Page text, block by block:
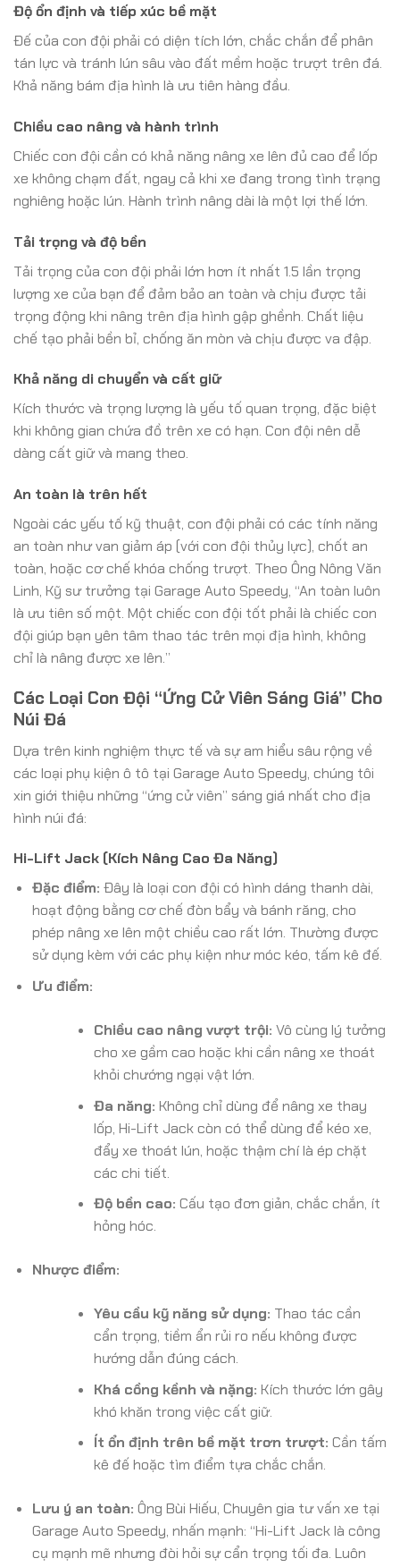
Độ ổn định và tiếp xúc bề mặt
Đế của con đội phải có diện tích lớn, chắc chắn để phân
tán lực và tránh lún sâu vào đất mềm hoặc trượt trên đá.
Khả năng bám địa hình là ưu tiên hàng đầu.
Chiều cao nâng và hành trình
Chiếc con đội cần có khả năng nâng xe lên đủ cao để lốp
xe không chạm đất, ngay cả khi xe đang trong tình trạng
nghiêng hoặc lún. Hành trình nâng dài là một lợi thế lớn.
Tải trọng và độ bền
Tải trọng của con đội phải lớn hơn ít nhất 1.5 lần trọng
lượng xe của bạn để đảm bảo an toàn và chịu được tải
trọng động khi nâng trên địa hình gập ghềnh. Chất liệu
chế tạo phải bền bỉ, chống ăn mòn và chịu được va đập.
Khả năng di chuyển và cất giữ
Kích thước và trọng lượng là yếu tố quan trọng, đặc biệt
khi không gian chứa đồ trên xe có hạn. Con đội nên dễ
dàng cất giữ và mang theo.
An toàn là trên hết
Ngoài các yếu tố kỹ thuật, con đội phải có các tính năng
an toàn như van giảm áp (với con đội thủy lực), chốt an
toàn, hoặc cơ chế khóa chống trượt. Theo Ông Nông Văn
Linh, Kỹ sư trưởng tại Garage Auto Speedy, “An toàn luôn
là ưu tiên số một. Một chiếc con đội tốt phải là chiếc con
đội giúp bạn yên tâm thao tác trên mọi địa hình, không
chỉ là nâng được xe lên.”
Các Loại Con Đội “Ứng Cử Viên Sáng Giá” Cho
Núi Đá
Dựa trên kinh nghiệm thực tế và sự am hiểu sâu rộng về
các loại phụ kiện ô tô tại Garage Auto Speedy, chúng tôi
xin giới thiệu những “ứng cử viên” sáng giá nhất cho địa
hình núi đá:
Hi-Lift Jack (Kích Nâng Cao Đa Năng)
Đặc điểm: Đây là loại con đội có hình dáng thanh dài,
hoạt động bằng cơ chế đòn bẩy và bánh răng, cho
phép nâng xe lên một chiều cao rất lớn. Thường được
sử dụng kèm với các phụ kiện như móc kéo, tấm kê đế.
Ưu điểm:
Chiều cao nâng vượt trội: Vô cùng lý tưởng
cho xe gầm cao hoặc khi cần nâng xe thoát
khỏi chướng ngại vật lớn.
Đa năng: Không chỉ dùng để nâng xe thay
lốp, Hi-Lift Jack còn có thể dùng để kéo xe,
đẩy xe thoát lún, hoặc thậm chí là ép chặt
các chi tiết.
Độ bền cao: Cấu tạo đơn giản, chắc chắn, ít
hỏng hóc.
Nhược điểm:
Yêu cầu kỹ năng sử dụng: Thao tác cần
cẩn trọng, tiềm ẩn rủi ro nếu không được
hướng dẫn đúng cách.
Khá cồng kềnh và nặng: Kích thước lớn gây
khó khăn trong việc cất giữ.
Ít ổn định trên bề mặt trơn trượt: Cần tấm
kê đế hoặc tìm điểm tựa chắc chắn.
Lưu ý an toàn: Ông Bùi Hiếu, Chuyên gia tư vấn xe tại
Garage Auto Speedy, nhấn mạnh: “Hi-Lift Jack là công
cụ mạnh mẽ nhưng đòi hỏi sự cẩn trọng tối đa. Luôn